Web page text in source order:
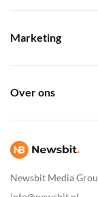
Newsbit Media
Marketing
Over ons